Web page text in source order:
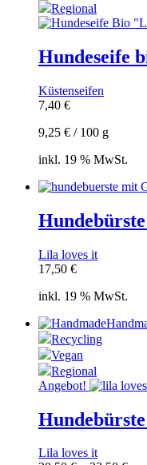
Regional
Hundeseife
Küstenseifen
7,40 €
9,25 € / 100 g
inkl. 19 % MwSt.
Lila loves it
17,50 €
inkl. 19 % MwSt.
Recycling
Vegan
Regional
Angebot!
Lila loves it